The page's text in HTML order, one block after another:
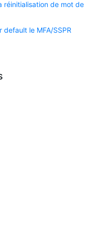
réinitialisation de mot de
le MFA/SSPR